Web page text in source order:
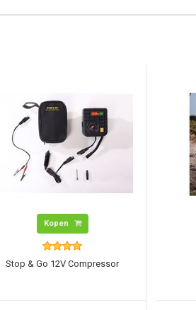
Kopen
Stop & Go 12V Compressor